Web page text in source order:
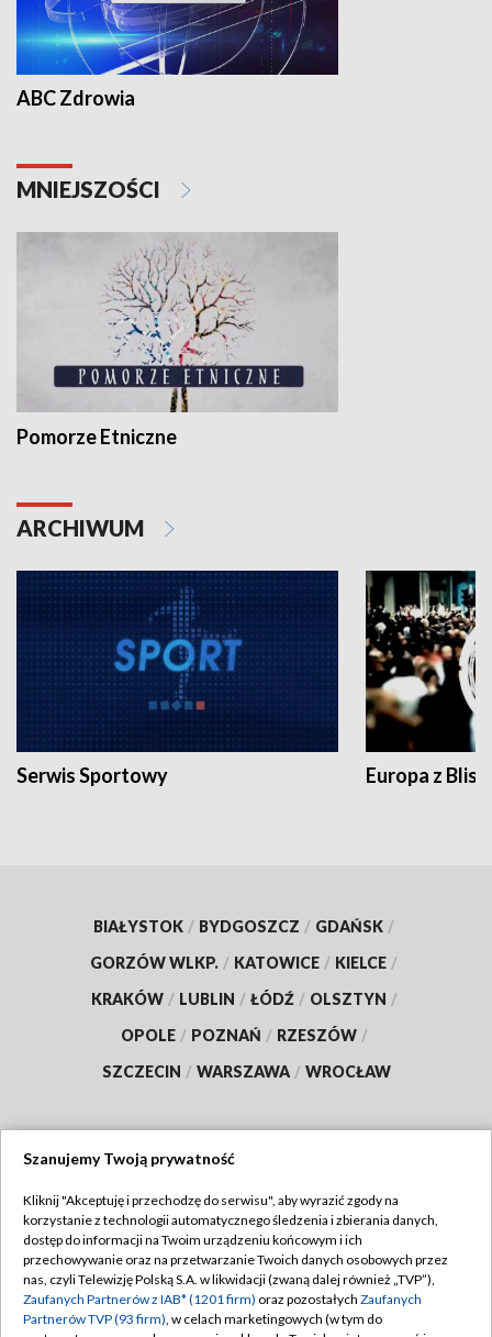
ABC Zdrowia
MNIEJSZOŚCI
Pomorze Etniczne
ARCHIWUM
Serwis Sportowy Europa z
BIAŁYSTOK / BYDGOSZCZ / GDAŃSK /
GORZÓW WLKP. / KATOWICE / KIELCE /
KRAKÓW / LUBLIN / ŁÓDŹ / OLSZTYN /
OPOLE / POZNAŃ / RZESZÓW /
SZCZECIN / WARSZAWA / WROCŁAW
TVP
Abonament TVP
Emisja w TVP
Centrum informacji TVP
Regulamin TVP
Polityka prywatności
Szanujemy Twoją prywatność
Kliknij "Akceptuję i przechodzę do serwisu", aby wyrazić zgody na
korzystanie z technologii automatycznego śledzenia i zbierania danych,
dostęp do informacji na Twoim urządzeniu końcowym i ich
przechowywanie oraz na przetwarzanie Twoich danych osobowych przez
nas, czyli Telewizję Polską S.A. w likwidacji (zwaną dalej również „TVP”),
Zaufanych Partnerów z IAB* (1201 firm) oraz pozostałych Zaufanych
Partnerów TVP (93 firm), w celach marketingowych (w tym do